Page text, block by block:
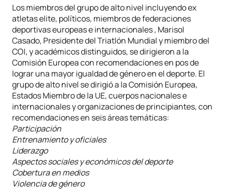
Los miembros del grupo de alto nivel incluyendo ex
atletas elite, políticos, miembros de federaciones
deportivas europeas e internacionales , Marisol
Casado, Presidente del Triatlón Mundial y miembro del
COI, y académicos distinguidos, se dirigieron a la
Comisión Europea con recomendaciones en pos de
lograr una mayor igualdad de género en el deporte. El
grupo de alto nivel se dirigió a la Comisión Europea,
Estados Miembro de la UE, cuerpos nacionales e
internacionales y organizaciones de principiantes, con
recomendaciones en seis áreas temáticas:
Participación
Entrenamiento y oficiales
Liderazgo
Aspectos sociales y económicos del deporte
Cobertura en medios
Violencia de género